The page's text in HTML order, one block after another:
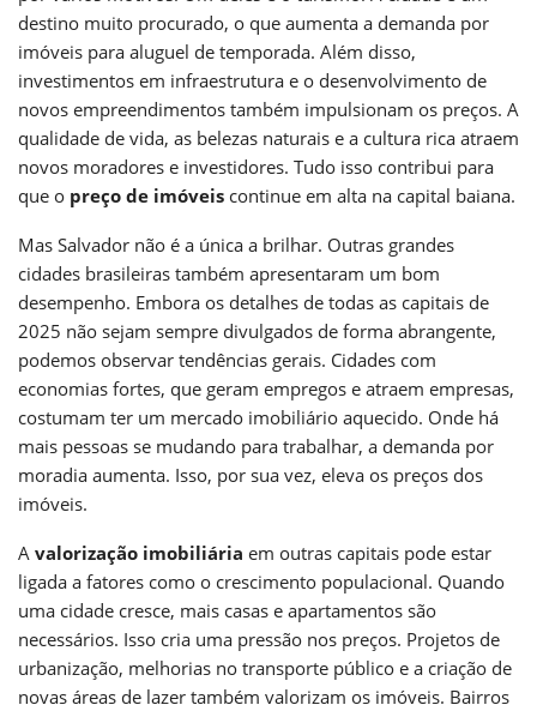
destino muito procurado, o que aumenta a demanda por
imóveis para aluguel de temporada. Além disso,
investimentos em infraestrutura e o desenvolvimento de
novos empreendimentos também impulsionam os preços. A
qualidade de vida, as belezas naturais e a cultura rica atraem
novos moradores e investidores. Tudo isso contribui para
que o preço de imóveis continue em alta na capital baiana.
Mas Salvador não é a única a brilhar. Outras grandes
cidades brasileiras também apresentaram um bom
desempenho. Embora os detalhes de todas as capitais de
2025 não sejam sempre divulgados de forma abrangente,
podemos observar tendências gerais. Cidades com
economias fortes, que geram empregos e atraem empresas,
costumam ter um mercado imobiliário aquecido. Onde há
mais pessoas se mudando para trabalhar, a demanda por
moradia aumenta. Isso, por sua vez, eleva os preços dos
imóveis.
A valorização imobiliária em outras capitais pode estar
ligada a fatores como o crescimento populacional. Quando
uma cidade cresce, mais casas e apartamentos são
necessários. Isso cria uma pressão nos preços. Projetos de
urbanização, melhorias no transporte público e a criação de
novas áreas de lazer também valorizam os imóveis. Bairros